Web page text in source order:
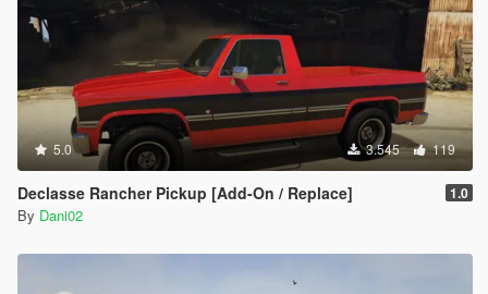
5.0 3.545 119
Declasse Rancher Pickup [Add-On / Replace] 1.0
By Dani02